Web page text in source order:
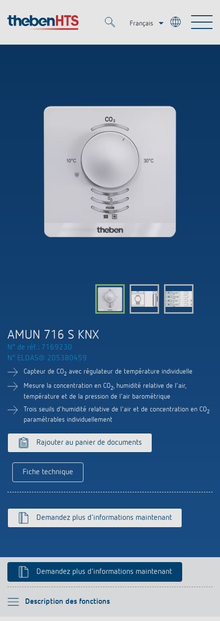
Français
Deutsch
Détecteurs de présence et de mouvement
Contrôle du temps et de la lumière
Solutions OEM
OEM Experts
Contrôle du temps et de la lumière
Commande d'éclairage DALI-2
Les capteurs de CO2
Régulation de la température
Références
Application de Theben
Télérupteur impulsionnel OKTO de Theben
Catalogues et prospectus
Theben AG
Salons professionnels
Exposition, présentation et formation
Durabilité
Carrières chez ThebenHTS
Associations
Environnement
Design
Conseiller de vente dans votre région
Distribution dans le monde
Itineraire
Newsletter
AMUN 716 S KNX
N° de réf.: 7169230
N° ELDAS® 205380459
Capteur de CO2 avec régulateur de température individuelle
Mesure la concentration en CO2 , humidité relative de l'air,
température et de la pression de l'air barométrique
Trois seuils d'humidité relative de l'air et de concentration en CO2
paramétrables individuellement
Rajouter au panier de documents
Fiche technique
Demandez plus d'informations maintenant
Demandez plus d'informations maintenant
Description des fonctions
Veuillez sélectionner